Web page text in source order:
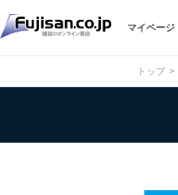
マイページ
トップ